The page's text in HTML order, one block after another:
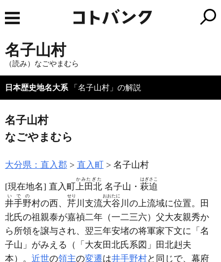
名子山村
（読み）なごやまむら
日本歴史地名大系 「名子山村」の解説
名子山村
なごやまむら
大分県：直入郡 直入町 名子山村
[現在地名] 直入町 上田北
かみたぎた
名子山・ 萩迫
はぎさこ
井手野
いでの
村の西、 芹
せり
川支流大谷
おおたに
川の上流域に位置。田
北氏の祖親泰が嘉禎二年 （一二三六） 父大友親秀か
ら所領を譲与され、翌三年安堵の将軍家下文に「名
子山」がみえる （「大友田北氏系図」田北赳夫
本） 。 近世の領主の変遷は井手野村と同じで、幕府